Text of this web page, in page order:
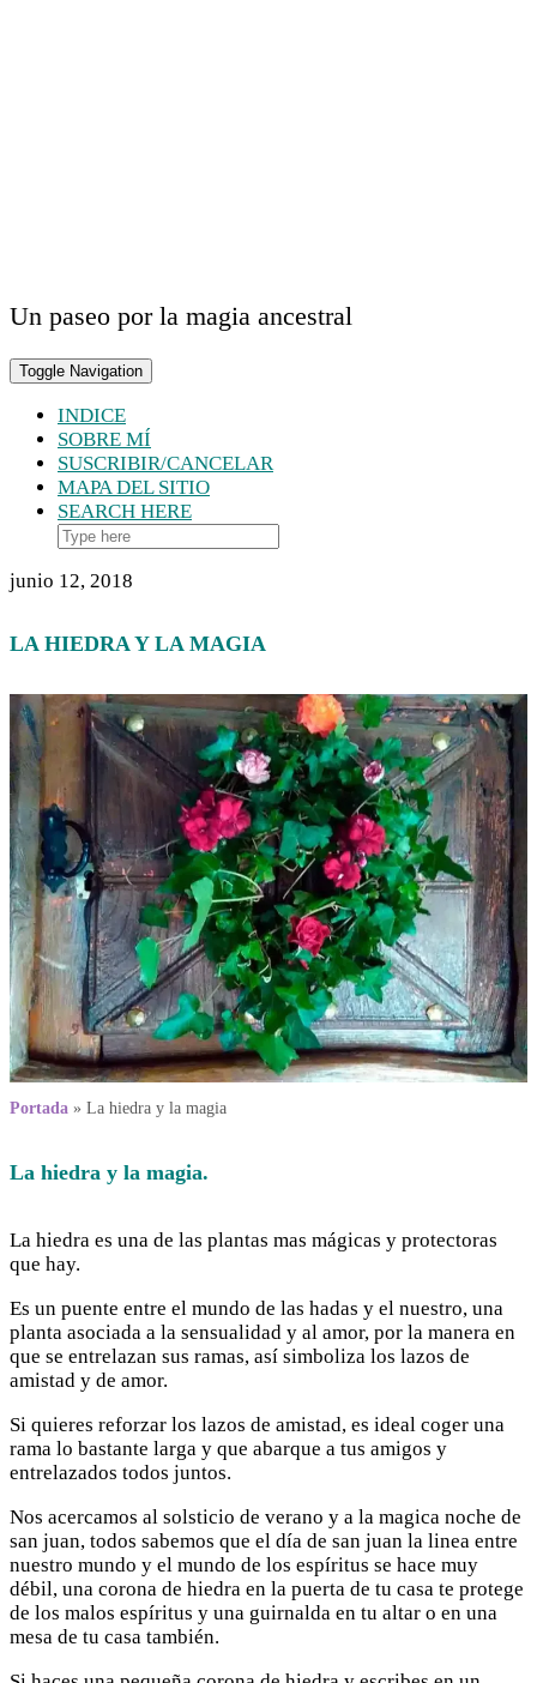
Un paseo por la magia ancestral
Toggle Navigation
INDICE
SOBRE MÍ
SUSCRIBIR/CANCELAR
MAPA DEL SITIO
SEARCH HERE
junio 12, 2018
LA HIEDRA Y LA MAGIA
Portada » La hiedra y la magia
La hiedra y la magia.
La hiedra es una de las plantas mas mágicas y protectoras
que hay.
Es un puente entre el mundo de las hadas y el nuestro, una
planta asociada a la sensualidad y al amor, por la manera en
que se entrelazan sus ramas, así simboliza los lazos de
amistad y de amor.
Si quieres reforzar los lazos de amistad, es ideal coger una
rama lo bastante larga y que abarque a tus amigos y
entrelazados todos juntos.
Nos acercamos al solsticio de verano y a la magica noche de
san juan, todos sabemos que el día de san juan la linea entre
nuestro mundo y el mundo de los espíritus se hace muy
débil, una corona de hiedra en la puerta de tu casa te protege
de los malos espíritus y una guirnalda en tu altar o en una
mesa de tu casa también.